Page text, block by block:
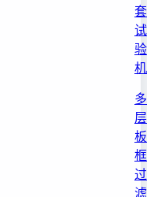
套
试
验
机
多
层
板
框
过
滤